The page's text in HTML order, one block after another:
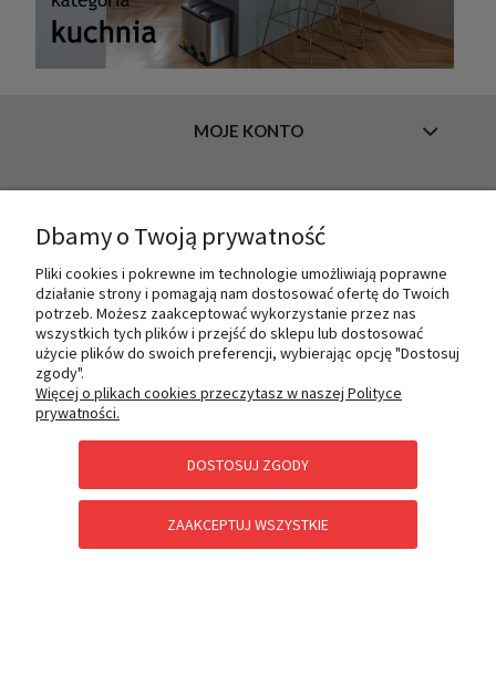
MOJE KONTO
O NAS
PŁATNOŚCI I DOSTAWA
POMOC
Dbamy o Twoją prywatność
Pliki cookies i pokrewne im technologie umożliwiają poprawne
działanie strony i pomagają nam dostosować ofertę do Twoich
potrzeb. Możesz zaakceptować wykorzystanie przez nas
wszystkich tych plików i przejść do sklepu lub dostosować
użycie plików do swoich preferencji, wybierając opcję "Dostosuj
zgody".
Więcej o plikach cookies przeczytasz w naszej Polityce
prywatności.
DOSTOSUJ ZGODY
ZAAKCEPTUJ WSZYSTKIE